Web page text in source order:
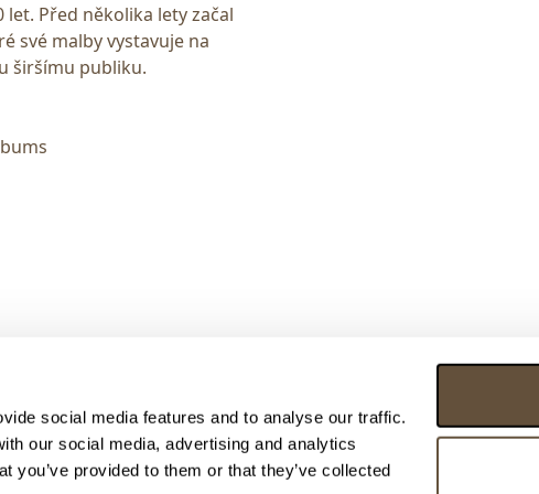
social media features and to analyse our traffic.
our social media, advertising and analytics
you’ve provided to them or that they’ve collected
Před několika lety začal
své malby vystavuje na
širšímu publiku.
> Obchodní podmínky
> Kontakty
> GDPR